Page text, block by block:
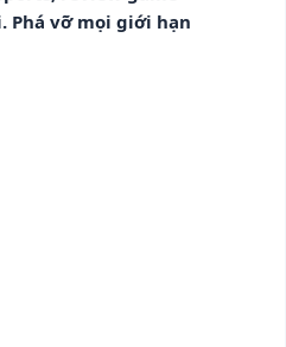
Phá vỡ mọi giới hạn